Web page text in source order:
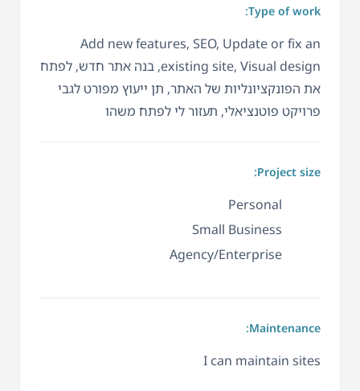
Type of work:
Add new features, SEO, Update or fix an
existing site, Visual design, בנה אתר חדש, לפתח
את הפונקציונליות של האתר, תן ייעוץ מפורט לגבי
פרויקט פוטנציאלי, תעזור לי לפתח משהו
Project size:
Personal
Small Business
Agency/Enterprise
Maintenance:
I can maintain sites